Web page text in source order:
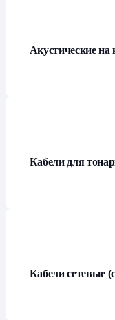
Акустические
Кабели для
Кабели сетевые